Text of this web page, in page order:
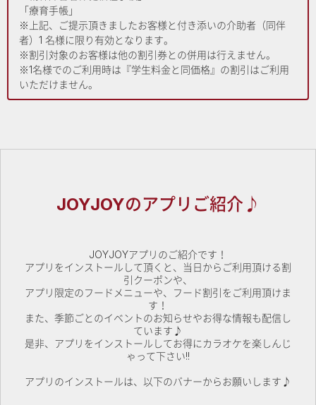
「療育手帳」
※上記、ご提示頂きましたお客様と付き添いの介助者（同伴
者）1 名様に限り有効となります。
※割引対象のお客様は他の割引券との併用は行えません。
※1名様でのご利用時は『学生料金と同価格』の割引はご利用
いただけません。
JOYJOYのアプリご紹介♪
JOYJOYアプリのご紹介です！
アプリをインストールして頂くと、当日からご利用頂ける割
引クーポンや、
アプリ限定のフードメニューや、フード割引をご利用頂けま
す！
また、季節ごとのイベントのお知らせやお得な情報も配信し
ています♪
是非、アプリをインストールしてお得にカラオケを楽しんじ
ゃって下さい!!
アプリのインストールは、以下のバナーからお願いします♪